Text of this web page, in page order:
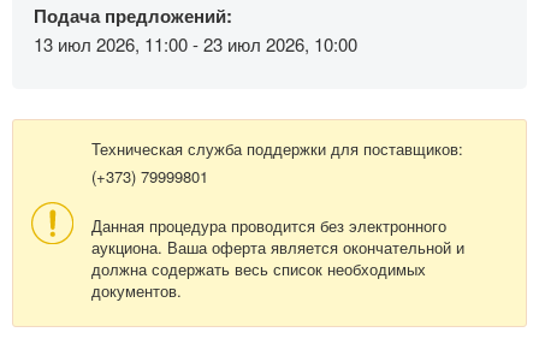
Подача предложений:
13 июл 2026, 11:00 - 23 июл 2026, 10:00
Техническая служба поддержки для поставщиков:
(+373) 79999801
Данная процедура проводится без электронного
аукциона. Ваша оферта является окончательной и
должна содержать весь список необходимых
документов.